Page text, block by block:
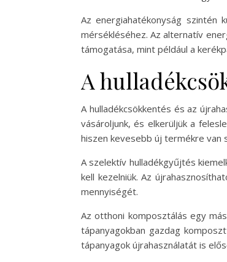
Az energiahatékonyság szintén
mérsékléséhez. Az alternatív
támogatása, mint például a
A
A hulladékcsökkentés és az
vásároljunk, és elkerüljük a
hiszen kevesebb új termékre van
A szelektív hulladékgyűjtés
kell kezelniük. Az
mennyiségét.
Az otthoni komposztálás egy
tápanyagokban gazdag
tápanyagok újrahasználatát is